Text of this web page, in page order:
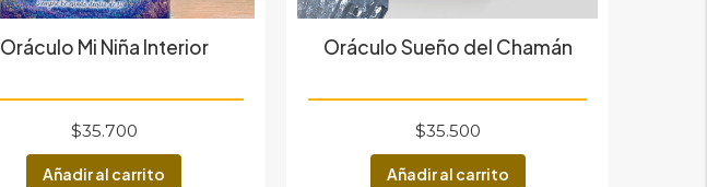
Oráculo Mi Niña Interior
$35.700
Añadir al carrito
Oráculo Sueño del Chamán
$35.500
Añadir al carrito